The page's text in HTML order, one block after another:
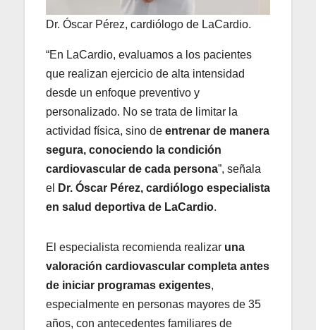
Dr. Óscar Pérez, cardiólogo de LaCardio.
“En LaCardio, evaluamos a los pacientes
que realizan ejercicio de alta intensidad
desde un enfoque preventivo y
personalizado. No se trata de limitar la
actividad física, sino de entrenar de manera
segura, conociendo la condición
cardiovascular de cada persona”, señala
el
Dr. Óscar Pérez, cardiólogo especialista
en salud deportiva de LaCardio.
El especialista recomienda realizar una
valoración cardiovascular completa antes
de iniciar programas exigentes,
especialmente en personas mayores de 35
años, con antecedentes familiares de